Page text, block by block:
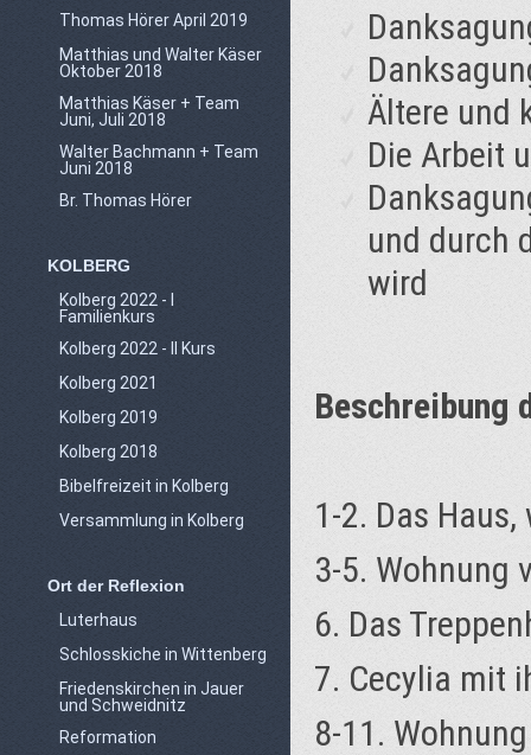
Thomas Hörer April 2019
Matthias und Walter Käser
Oktober 2018
Matthias Käser + Team
Juni, Juli 2018
Walter Bachmann + Team
Juni 2018
Br. Thomas Hörer
KOLBERG
Kolberg 2022 - I
Familienkurs
Kolberg 2022 - II Kurs
Kolberg 2021
Kolberg 2019
Kolberg 2018
Bibelfreizeit in Kolberg
Versammlung in Kolberg
Ort der Reflexion
Luterhaus
Schlosskiche in Wittenberg
Friedenskirchen in Jauer
und Schweidnitz
Reformation
Ältere und
Die Arbeit
und durch
wird
Beschreibung
1-2. Das
3-5. Wohnung
6. Das
7. Cecylia mit
8-11.